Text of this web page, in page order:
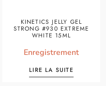
KINETICS JELLY GEL
STRONG #930 EXTREME
WHITE 15ML
Enregistrement
LIRE LA SUITE